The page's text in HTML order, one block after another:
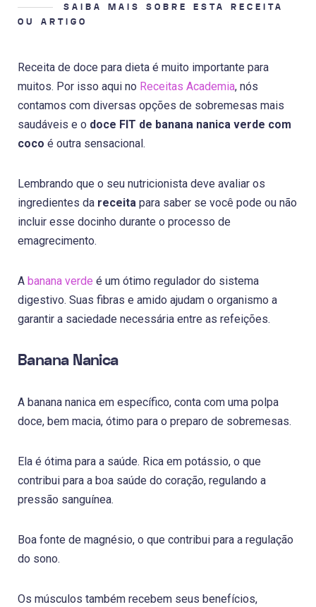
SAIBA MAIS SOBRE ESTA RECEITA
OU ARTIGO
Receita de doce para dieta é muito importante para
muitos. Por isso aqui no Receitas Academia, nós
contamos com diversas opções de sobremesas mais
saudáveis e o doce FIT de banana nanica verde com
coco é outra sensacional.
Lembrando que o seu nutricionista deve avaliar os
ingredientes da receita para saber se você pode ou não
incluir esse docinho durante o processo de
emagrecimento.
A banana verde é um ótimo regulador do sistema
digestivo. Suas fibras e amido ajudam o organismo a
garantir a saciedade necessária entre as refeições.
Banana Nanica
A banana nanica em específico, conta com uma polpa
doce, bem macia, ótimo para o preparo de sobremesas.
Ela é ótima para a saúde. Rica em potássio, o que
contribui para a boa saúde do coração, regulando a
pressão sanguínea.
Boa fonte de magnésio, o que contribui para a regulação
do sono.
Os músculos também recebem seus benefícios,